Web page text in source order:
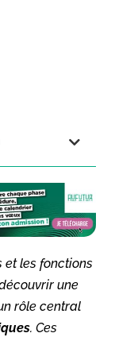
et les fonctions
une
rôle central
. Ces